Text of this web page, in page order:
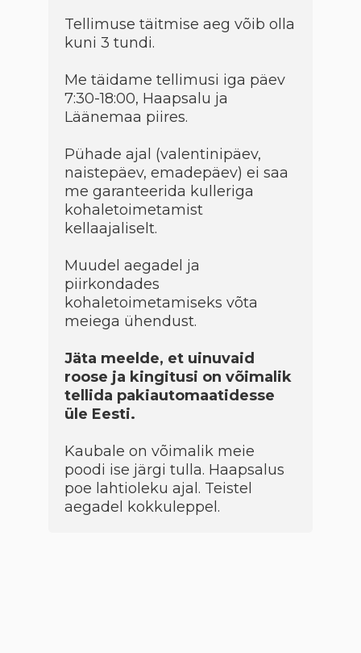
Tellimuse täitmise aeg võib olla
kuni 3 tundi.
Me täidame tellimusi iga päev
7:30-18:00, Haapsalu ja
Läänemaa piires.
Pühade ajal (valentinipäev,
naistepäev, emadepäev) ei saa
me garanteerida kulleriga
kohaletoimetamist
kellaajaliselt.
Muudel aegadel ja
piirkondades
kohaletoimetamiseks võta
meiega ühendust.
Jäta meelde, et uinuvaid
roose ja kingitusi on võimalik
tellida pakiautomaatidesse
üle Eesti.
Kaubale on võimalik meie
poodi ise järgi tulla. Haapsalus
poe lahtioleku ajal. Teistel
aegadel kokkuleppel.